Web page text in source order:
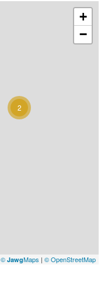
2
+
−
© JawgMaps | © OpenStreetMap